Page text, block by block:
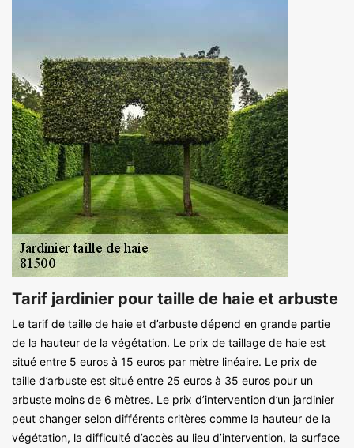
Tarif jardinier pour taille de haie et arbuste
Le tarif de taille de haie et d’arbuste dépend en grande partie
de la hauteur de la végétation. Le prix de taillage de haie est
situé entre 5 euros à 15 euros par mètre linéaire. Le prix de
taille d’arbuste est situé entre 25 euros à 35 euros pour un
arbuste moins de 6 mètres. Le prix d’intervention d’un jardinier
peut changer selon différents critères comme la hauteur de la
végétation, la difficulté d’accès au lieu d’intervention, la surface